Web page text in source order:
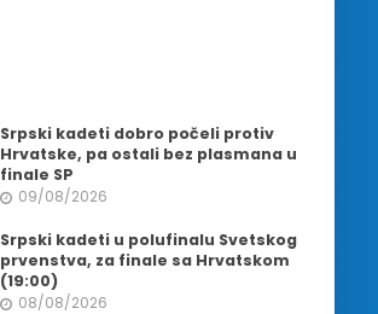
Srpski kadeti dobro počeli protiv
Hrvatske, pa ostali bez plasmana u
finale SP
09/08/2026
Srpski kadeti u polufinalu Svetskog
prvenstva, za finale sa Hrvatskom
(19:00)
08/08/2026